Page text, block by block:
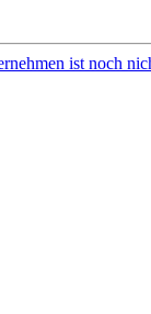
ist noch